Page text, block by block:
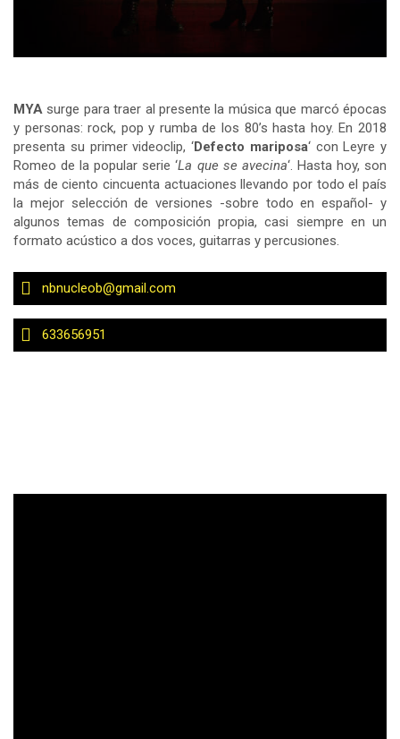
MYA surge para traer al presente la música que marcó épocas
y personas: rock, pop y rumba de los 80’s hasta hoy. En 2018
presenta su primer videoclip, ‘Defecto mariposa‘ con Leyre y
Romeo de la popular serie ‘La que se avecina‘. Hasta hoy, son
más de ciento cincuenta actuaciones llevando por todo el país
la mejor selección de versiones -sobre todo en español- y
algunos temas de composición propia, casi siempre en un
formato acústico a dos voces, guitarras y percusiones.
nbnucleob@gmail.com
633656951